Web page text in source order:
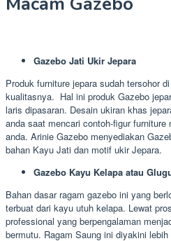
Gazebo Jati Ukir Jepara
Produk furniture jepara sudah tersohor
kualitasnya. Hal ini produk Gazebo
laris dipasaran. Desain ukiran khas
anda saat mencari contoh-figur
anda. Arinie Gazebo menyediakan
bahan Kayu Jati dan motif ukir Jepara.
Gazebo Kayu Kelapa atau
Bahan dasar ragam gazebo ini yang
terbuat dari kayu utuh kelapa. Lewat
professional yang berpengalaman
bermutu. Ragam Saung ini diyakini